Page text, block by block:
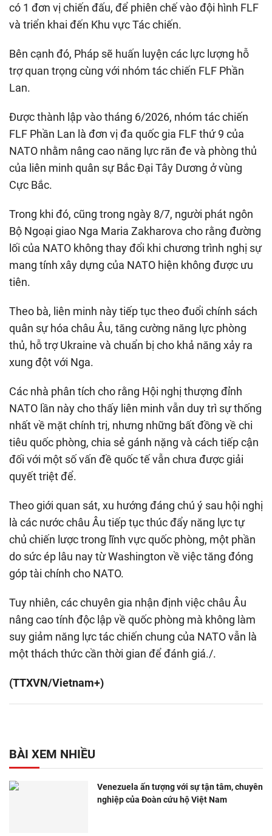
có 1 đơn vị chiến đấu, để phiên chế vào đội hình FLF
và triển khai đến Khu vực Tác chiến.
Bên cạnh đó, Pháp sẽ huấn luyện các lực lượng hỗ
trợ quan trọng cùng với nhóm tác chiến FLF Phần
Lan.
Được thành lập vào tháng 6/2026, nhóm tác chiến
FLF Phần Lan là đơn vị đa quốc gia FLF thứ 9 của
NATO nhằm nâng cao năng lực răn đe và phòng thủ
của liên minh quân sự Bắc Đại Tây Dương ở vùng
Cực Bắc.
Trong khi đó, cũng trong ngày 8/7, người phát ngôn
Bộ Ngoại giao Nga Maria Zakharova cho rằng đường
lối của NATO không thay đổi khi chương trình nghị sự
mang tính xây dựng của NATO hiện không được ưu
tiên.
Theo bà, liên minh này tiếp tục theo đuổi chính sách
quân sự hóa châu Âu, tăng cường năng lực phòng
thủ, hỗ trợ Ukraine và chuẩn bị cho khả năng xảy ra
xung đột với Nga.
Các nhà phân tích cho rằng Hội nghị thượng đỉnh
NATO lần này cho thấy liên minh vẫn duy trì sự thống
nhất về mặt chính trị, nhưng những bất đồng về chi
tiêu quốc phòng, chia sẻ gánh nặng và cách tiếp cận
đối với một số vấn đề quốc tế vẫn chưa được giải
quyết triệt để.
Theo giới quan sát, xu hướng đáng chú ý sau hội nghị
là các nước châu Âu tiếp tục thúc đẩy năng lực tự
chủ chiến lược trong lĩnh vực quốc phòng, một phần
do sức ép lâu nay từ Washington về việc tăng đóng
góp tài chính cho NATO.
Tuy nhiên, các chuyên gia nhận định việc châu Âu
nâng cao tính độc lập về quốc phòng mà không làm
suy giảm năng lực tác chiến chung của NATO vẫn là
một thách thức cần thời gian để đánh giá./.
(TTXVN/Vietnam+)
BÀI XEM NHIỀU
Venezuela ấn tượng với sự tận tâm, chuyên
nghiệp của Đoàn cứu hộ Việt Nam